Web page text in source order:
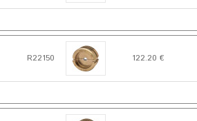
R22150 122.20 €